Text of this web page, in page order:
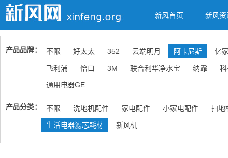
新风首页 新风资
产品品牌： 不限 好太太 352 云端明月 阿卡尼斯 亿
飞利浦 怡口 3M 联合利华净水宝 纳霏
通用电器GE
产品分类： 不限 洗地机配件 家电配件 小家电配件 扫地
生活电器滤芯耗材 新风机